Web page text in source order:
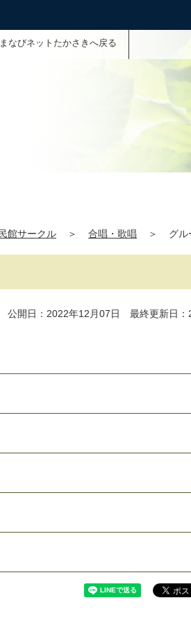
なびネットたかさきへ戻る
館サークル ＞ 合唱・歌唱 ＞ グル
公開日：2022年12月07日 最終更新日：